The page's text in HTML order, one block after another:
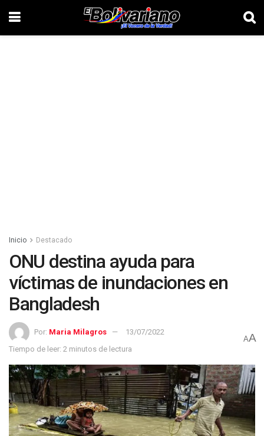
Inicio Destacado
ONU destina ayuda para
víctimas de inundaciones en
Bangladesh
Por: Maria Milagros
13/07/2022
Tiempo de leer: 2 minutos de lectura
AA